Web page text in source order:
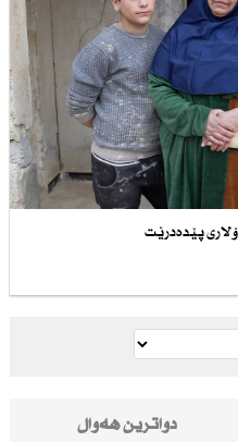
دواترین هەواڵ